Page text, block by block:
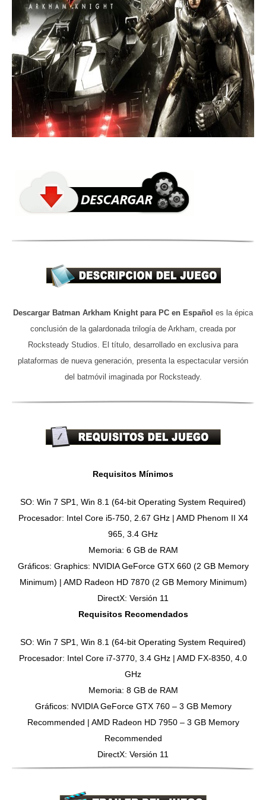
Descargar Batman Arkham Knight para PC en Español es la épica
conclusión de la galardonada trilogía de Arkham, creada por
Rocksteady Studios. El título, desarrollado en exclusiva para
plataformas de nueva generación, presenta la espectacular versión
del batmóvil imaginada por Rocksteady.
Requisitos Mínimos
SO: Win 7 SP1, Win 8.1 (64-bit Operating System Required)
Procesador: Intel Core i5-750, 2.67 GHz | AMD Phenom II X4
965, 3.4 GHz
Memoria: 6 GB de RAM
Gráficos: Graphics: NVIDIA GeForce GTX 660 (2 GB Memory
Minimum) | AMD Radeon HD 7870 (2 GB Memory Minimum)
DirectX: Versión 11
Requisitos Recomendados
SO: Win 7 SP1, Win 8.1 (64-bit Operating System Required)
Procesador: Intel Core i7-3770, 3.4 GHz | AMD FX-8350, 4.0
GHz
Memoria: 8 GB de RAM
Gráficos: NVIDIA GeForce GTX 760 – 3 GB Memory
Recommended | AMD Radeon HD 7950 – 3 GB Memory
Recommended
DirectX: Versión 11